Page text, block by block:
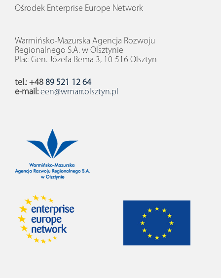
Ośrodek Enterprise Europe Network
Warmińsko-Mazurska Agencja Rozwoju
Regionalnego S.A. w Olsztynie
Plac Gen. Józefa Bema 3, 10-516 Olsztyn
tel.: +48 89 521 12 64
e-mail: een@wmarr.olsztyn.pl